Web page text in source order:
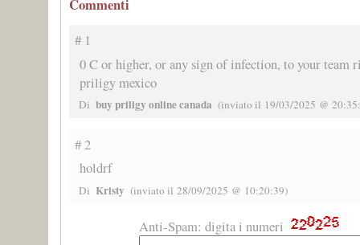
Commenti
# 1
0 C or higher, or any sign of infection, to your team
priligy mexico
Di buy priligy online canada (inviato il 19/03/2025 @
# 2
holdrf
Di Kristy (inviato il 28/09/2025 @ 10:20:39)
Anti-Spam: digita i numeri